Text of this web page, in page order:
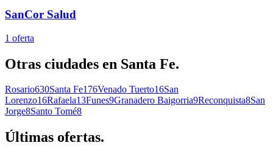
SanCor Salud
1 oferta
Otras ciudades en Santa Fe.
Rosario630Santa Fe176Venado Tuerto16San
Lorenzo16Rafaela13Funes9Granadero Baigorria9Reconquista8San
Jorge8Santo Tomé8
Últimas ofertas.